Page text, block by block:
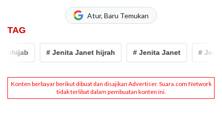
Atur, Baru Temukan
TAG
# Jenita Janet hijrah # Jenita Janet #